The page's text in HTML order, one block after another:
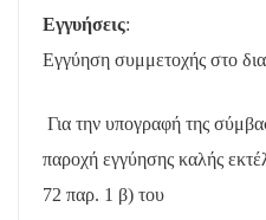
Εγγυήσεις:
Εγγύηση συμμετοχής στο
Για την υπογραφή της
παροχή εγγύησης καλής
72 παρ. 1 β) του